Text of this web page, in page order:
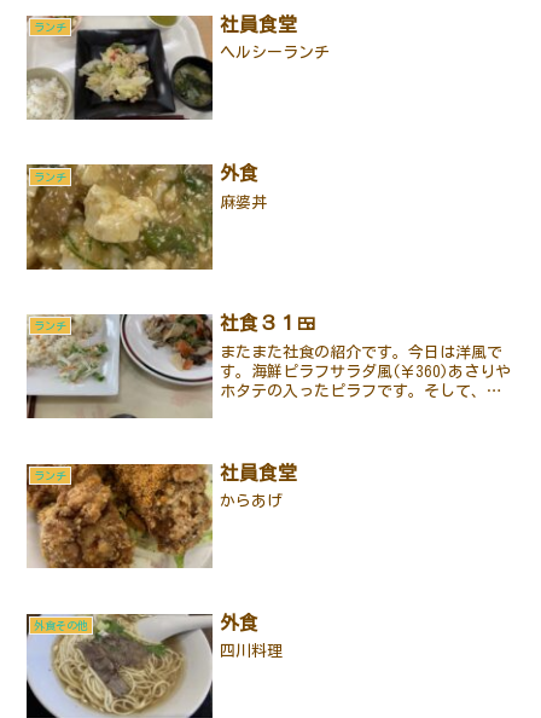
ランチ 社員食堂
ヘルシーランチ
ランチ 外食
麻婆丼
ランチ 社食３１🍱
またまた社食の紹介です。今日は洋風で
す。海鮮ピラフサラダ風(￥360)あさりや
ホタテの入ったピラフです。そして、豚
😋
ランチ 社員食堂
からあげ
外食その他 外食
四川料理